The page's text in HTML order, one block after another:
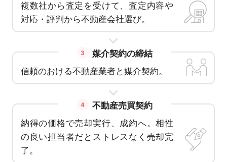
複数社から査定を受けて、査定内容や
対応・評判から不動産会社選び。
3
媒介契約の締結
信頼のおける不動産業者と媒介契約。
4
不動産売買契約
納得の価格で売却実行、成約へ。相性
の良い担当者だとストレスなく売却完
了。